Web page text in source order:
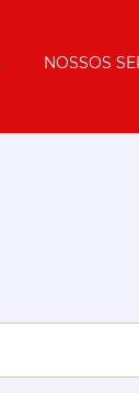
NOSSOS